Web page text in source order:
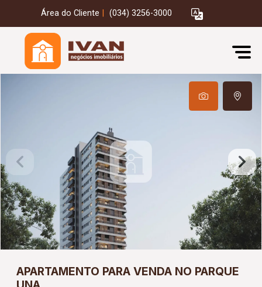
Área do Cliente (034) 3256-3000
APARTAMENTO PARA VENDA NO PARQUE